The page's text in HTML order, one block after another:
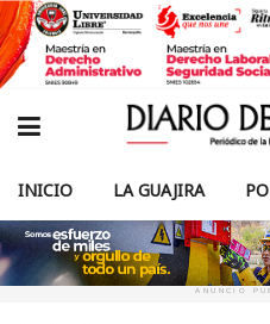
INICIO LA GUAJIRA
ANUNCIO